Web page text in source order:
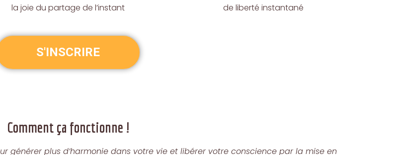
la joie du partage de l’instant
de liberté instantané
S'INSCRIRE
Comment ça fonctionne !
générer plus d’harmonie dans votre vie et libérer votre conscience par la mise en